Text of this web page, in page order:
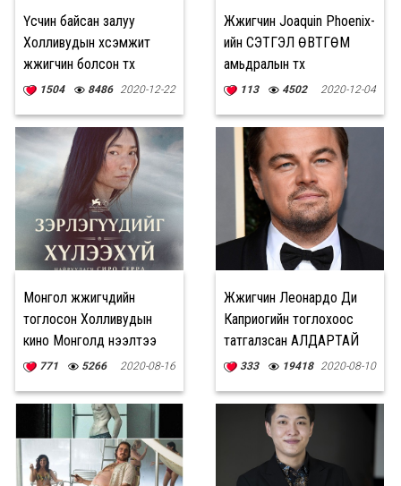
Үсчин байсан залуу
Холливудын хүсэмжит
жүжигчин болсон түүх
1504 8486 2020-12-22
Жүжигчин Joaquin Phoenix-
ийн СЭТГЭЛ ӨВТГӨМ
амьдралын түүх
113 4502 2020-12-04
Монгол жүжигчдийн
тоглосон Холливудын
кино Монголд нээлтээ
хийнэ
771 5266 2020-08-16
Жүжигчин Леонардо Ди
Каприогийн тоглохоос
татгалзсан АЛДАРТАЙ
дүрүүд333 19418 2020-08-10